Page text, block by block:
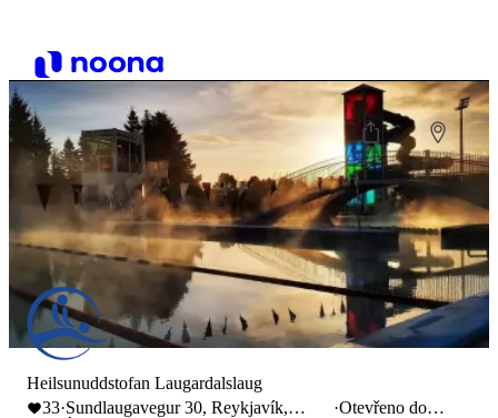
Heilsunuddstofan Laugardalslaug
33·Sundlaugavegur 30, Reykjavík,
·Otevřeno do